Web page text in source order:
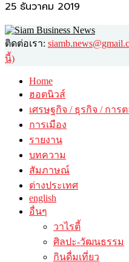
25 ธันวาคม 2019
ติดต่อเรา:
นี้)
Home
ฮอตนิวส์
เศรษฐกิจ / ธุรกิจ / การ
การเมือง
รายงาน
บทความ
สัมภาษณ์
ต่างประเทศ
english
อื่นๆ
วาไรตี้
ศิลปะ-วัฒนธรรม
กินดื่มเที่ยว